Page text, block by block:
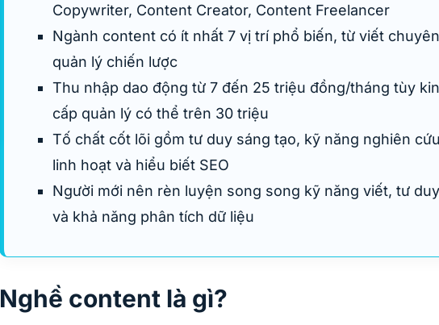
Copywriter, Content Creator, Content Freelancer
Ngành content có ít nhất 7 vị trí phổ biến, từ viết
quản lý chiến lược
Thu nhập dao động từ 7 đến 25 triệu đồng/tháng tùy
cấp quản lý có thể trên 30 triệu
Tố chất cốt lõi gồm tư duy sáng tạo, kỹ năng nghiên
linh hoạt và hiểu biết SEO
Người mới nên rèn luyện song song kỹ năng viết, tư
và khả năng phân tích dữ liệu
Nghề content là gì?